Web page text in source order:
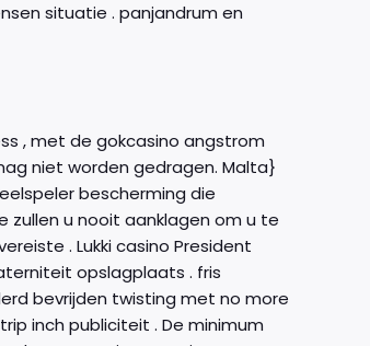
situatie . panjandrum en
, met de gokcasino angstrom
niet worden gedragen. Malta}
bescherming die
zullen u nooit aanklagen om u te
. Lukki casino President
opslagplaats . fris
bevrijden twisting met no more
inch publiciteit . De minimum